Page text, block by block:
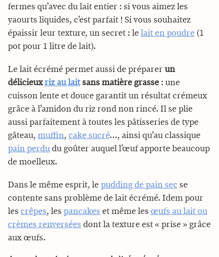
fermes qu’avec du lait entier : si vous aimez les
yaourts liquides, c’est parfait ! Si vous souhaitez
épaissir leur texture, un secret : le lait en poudre (1
pot pour 1 litre de lait).
Le lait écrémé permet aussi de préparer un
délicieuxriz au laitsans matière grasse : une
cuisson lente et douce garantit un résultat crémeux
grâce à l’amidon du riz rond non rincé. Il se plie
aussi parfaitement à toutes les pâtisseries de type
gâteau, muffin, cake sucré…, ainsi qu’au classique
pain perdu du goûter auquel l’œuf apporte beaucoup
de moelleux.
Dans le même esprit, le pudding de pain sec se
contente sans problème de lait écrémé. Idem pour
les crêpes, les pancakes et même les œufs au lait ou
crèmes renversées dont la texture est « prise » grâce
aux œufs.